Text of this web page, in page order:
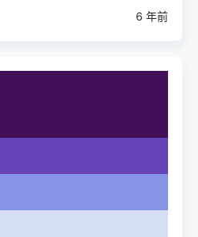
6 年前